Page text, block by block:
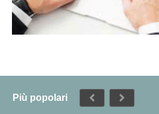
Più popolari